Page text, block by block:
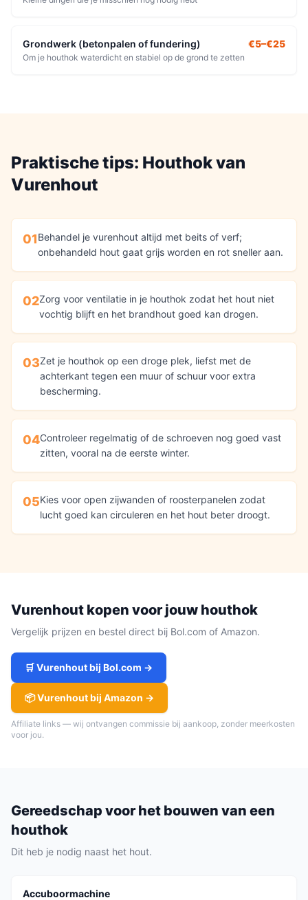
Grondwerk (betonpalen of fundering)
Om je houthok waterdicht en stabiel op de grond te zetten
€5–€25
Praktische tips: Houthokvan
Vurenhout
01Behandel je vurenhout altijd met beits of verf;
onbehandeld hout gaat grijs worden en rot sneller aan.
02Zorg voor ventilatie in je houthok zodat het hout niet
vochtig blijft en het brandhout goed kan drogen.
03Zet je houthok op een droge plek, liefst met de
achterkant tegen een muur of schuur voor extra
bescherming.
04Controleer regelmatig of de schroeven nog goed vast
zitten, vooral na de eerste winter.
05Kies voor open zijwanden of roosterpanelen zodat
lucht goed kan circuleren en het hout beter droogt.
Vurenhout kopen voor jouw houthok
Vergelijk prijzen en bestel direct bij Bol.com of Amazon.
🛒Vurenhoutbij Bol.com →
📦Vurenhoutbij Amazon →
Affiliate links — wij ontvangen commissie bij aankoop, zonder meerkosten
voor jou.
Gereedschap voor het bouwen van een
houthok
Dit heb je nodig naast het hout.
Accuboormachine